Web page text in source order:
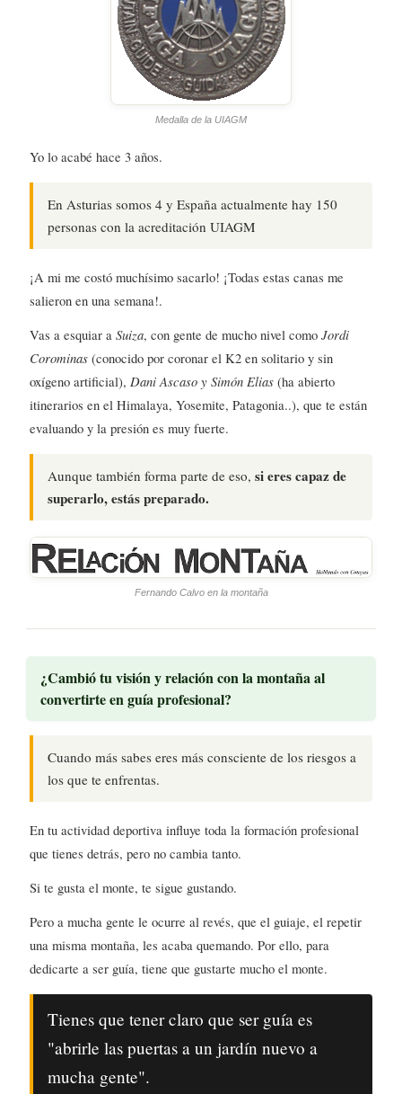
Medalla de la UIAGM
Yo lo acabé hace 3 años.
En Asturias somos 4 y España actualmente hay 150
personas con la acreditación UIAGM
¡A mi me costó muchísimo sacarlo! ¡Todas estas canas me
salieron en una semana!.
Vas a esquiar a Suiza, con gente de mucho nivel como Jordi
Corominas (conocido por coronar el K2 en solitario y sin
oxígeno artificial), Dani Ascaso y Simón Elias (ha abierto
itinerarios en el Himalaya, Yosemite, Patagonia..), que te están
evaluando y la presión es muy fuerte.
Aunque también forma parte de eso, si eres capaz de
superarlo, estás preparado.
Fernando Calvo en la montaña
¿Cambió tu visión y relación con la montaña al
convertirte en guía profesional?
Cuando más sabes eres más consciente de los riesgos a
los que te enfrentas.
En tu actividad deportiva influye toda la formación profesional
que tienes detrás, pero no cambia tanto.
Si te gusta el monte, te sigue gustando.
Pero a mucha gente le ocurre al revés, que el guiaje, el repetir
una misma montaña, les acaba quemando. Por ello, para
dedicarte a ser guía, tiene que gustarte mucho el monte.
Tienes que tener claro que ser guía es
"abrirle las puertas a un jardín nuevo a
mucha gente".